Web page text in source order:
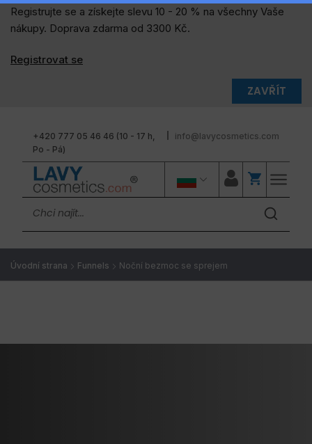
Registrujte se a získejte slevu 10 - 20 % na všechny Vaše
nákupy. Doprava zdarma od 3300 Kč.
Registrovat se
ZAVŘÍT
+420 777 05 46 46 (10 - 17 h,
Po - Pá)
info@lavycosmetics.com
Úvodní strana Funnels Noční bezmoc se sprejem